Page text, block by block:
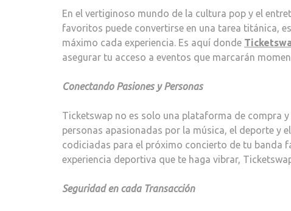
En el vertiginoso mundo de la cultura pop y el
favoritos puede convertirse en una tarea titánica,
máximo cada experiencia. Es aquí donde
asegurar tu acceso a eventos que marcarán
Conectando Pasiones y Personas
Ticketswap no es solo una plataforma de compra
personas apasionadas por la música, el deporte y
codiciadas para el próximo concierto de tu banda
experiencia deportiva que te haga vibrar,
Seguridad en cada Transacción